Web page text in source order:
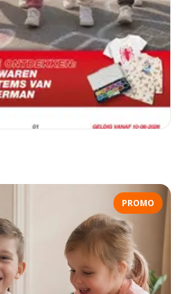
PROMO